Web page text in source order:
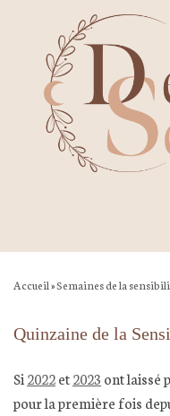
Accueil»Semaines de la
Quinzaine de la
Si 2022et2023 ont laissé
pour la première fois